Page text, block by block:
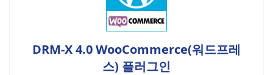
DRM-X 4.0 WooCommerce(워드프레
스) 플러그인